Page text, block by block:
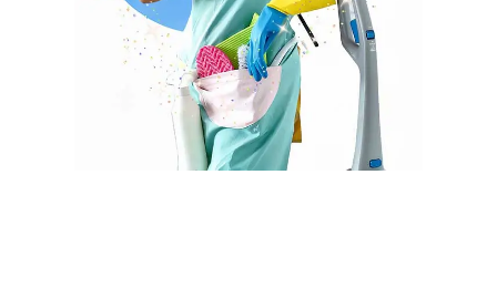
Aide à domicile Gujan-Mestras